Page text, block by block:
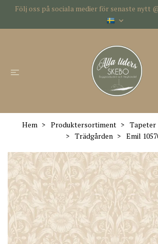
Följ oss på sociala medier för senaste nytt
Hem Produktersortiment Tapeter
Trädgården
Emil